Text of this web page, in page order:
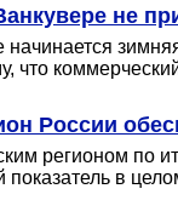
не
что
России
регионом по
в